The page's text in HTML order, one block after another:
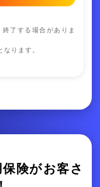
了する場合がありま
ります。
険がお客さ